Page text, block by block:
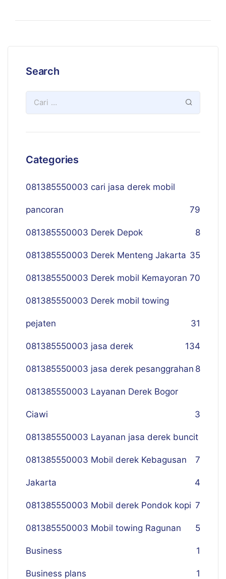
Search
Categories
081385550003 cari jasa derek mobil
pancoran 79
081385550003 Derek Depok 8
081385550003 Derek Menteng Jakarta 35
081385550003 Derek mobil Kemayoran 70
081385550003 Derek mobil towing
pejaten 31
081385550003 jasa derek 134
081385550003 jasa derek pesanggrahan 8
081385550003 Layanan Derek Bogor
Ciawi 3
081385550003 Layanan jasa derek buncit
7
081385550003 Mobil derek Kebagusan
Jakarta 4
081385550003 Mobil derek Pondok kopi 7
081385550003 Mobil towing Ragunan 5
Business 1
Business plans 1